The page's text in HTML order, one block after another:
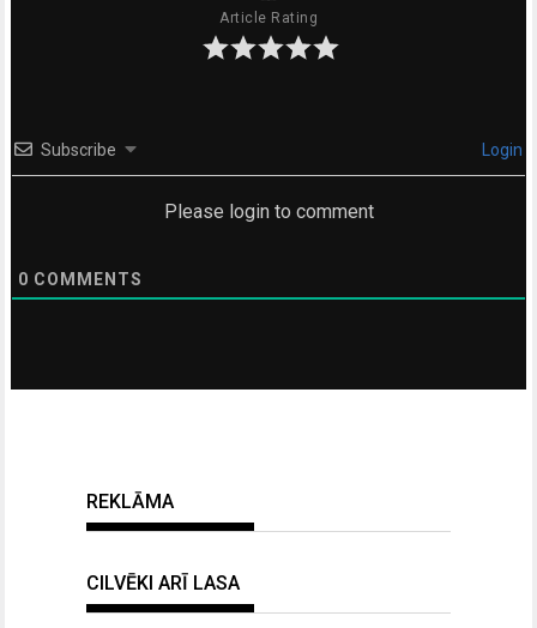
Article Rating
Subscribe Login
Please login to comment
0 COMMENTS
REKLĀMA
CILVĒKI ARĪ LASA